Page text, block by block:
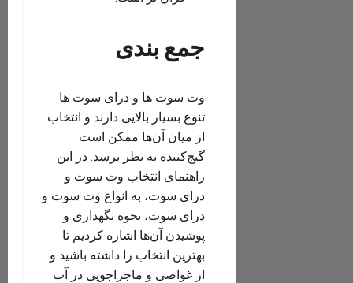
جمع بندی
وت سوت ها و درای سوت ها
تنوع بسیار بالایی دارند و انتخاب
از میان آن‌ها ممکن است
گیج‌کننده به نظر برسد. در این
راهنمای انتخاب وت سوت و
درای سوت، به انواع وت سوت و
درای سوت، نحوه نگهداری و
پوشیدن آن‌ها اشاره کردیم تا
بهترین انتخاب را داشته باشید و
از غواصی و ماجراجویی در آب